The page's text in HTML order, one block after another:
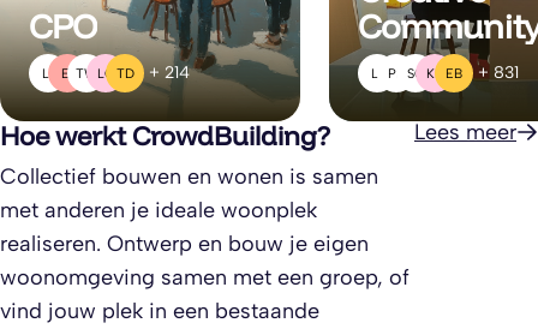
CPO
L( EI TW LO TD + 214 L( PD SG KB EB + 831
Hoe werkt CrowdBuilding?
Collectief bouwen en wonen is samen
met anderen je ideale woonplek
realiseren. Ontwerp en bouw je eigen
woonomgeving samen met een groep, of
vind jouw plek in een bestaande
Lees meer